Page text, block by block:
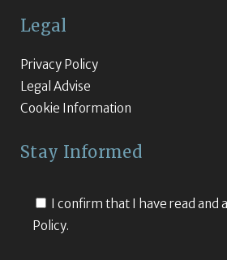
Legal
Privacy Policy
Legal Advise
Cookie Information
Stay Informed
I confirm that I have read and
Policy.